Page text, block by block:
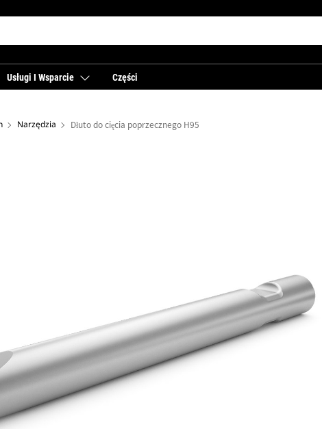
Usługi I Wsparcie Części
Narzędzia Dłuto do cięcia poprzecznego H95